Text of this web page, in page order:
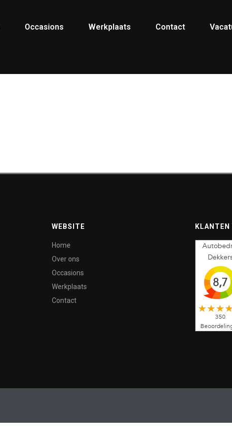
Occasions Werkplaats Contact
WEBSITE
Home
Over ons
Occasions
Werkplaats
Contact
KLANTEN
8,7
350